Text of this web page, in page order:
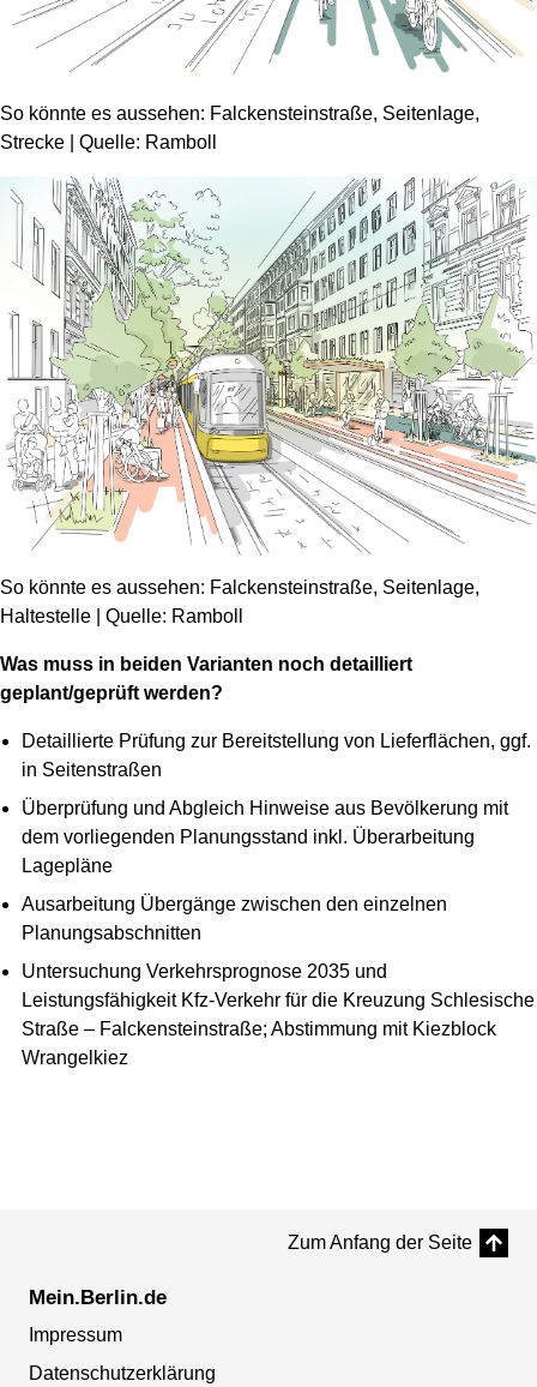
So könnte es aussehen: Falckensteinstraße, Seitenlage,
Strecke | Quelle: Ramboll
So könnte es aussehen: Falckensteinstraße, Seitenlage,
Haltestelle | Quelle: Ramboll
Was muss in beiden Varianten noch detailliert
geplant/geprüft werden?
Detaillierte Prüfung zur Bereitstellung von Lieferflächen, ggf.
in Seitenstraßen
Überprüfung und Abgleich Hinweise aus Bevölkerung mit
dem vorliegenden Planungsstand inkl. Überarbeitung
Lagepläne
Ausarbeitung Übergänge zwischen den einzelnen
Planungsabschnitten
Untersuchung Verkehrsprognose 2035 und
Leistungsfähigkeit Kfz-Verkehr für die Kreuzung Schlesische
Straße – Falckensteinstraße; Abstimmung mit Kiezblock
Wrangelkiez
Zum Anfang der Seite
Mein.Berlin.de
Impressum
Datenschutzerklärung